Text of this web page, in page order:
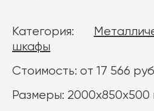
Категория:
шкафы
Стоимость: от 17 566
Размеры: 2000x850x500